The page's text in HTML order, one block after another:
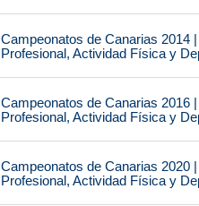
Campeonatos de Canarias 2014
Profesional, Actividad Física y
Campeonatos de Canarias 2016
Profesional, Actividad Física y
Campeonatos de Canarias 2020
Profesional, Actividad Física y